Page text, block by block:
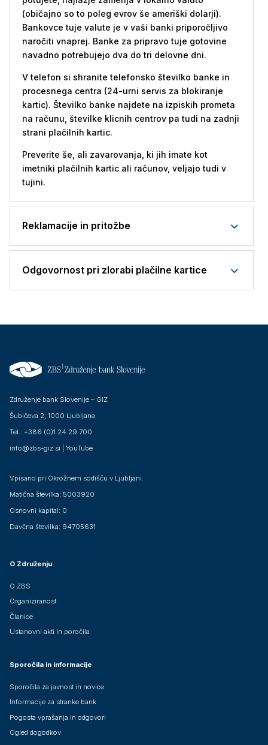
(običajno so to poleg evrov še ameriški dolarji).
Bankovce tuje valute je v vaši banki priporočljivo
naročiti vnaprej. Banke za pripravo tuje gotovine
navadno potrebujejo dva do tri delovne dni.
V telefon si shranite telefonsko številko banke in
procesnega centra (24-urni servis za blokiranje
kartic). Številko banke najdete na izpiskih prometa
na računu, številke klicnih centrov pa tudi na zadnji
strani plačilnih kartic.
Preverite še, ali zavarovanja, ki jih imate kot
imetniki plačilnih kartic ali računov, veljajo tudi v
tujini.
Reklamacije in pritožbe
Odgovornost pri zlorabi plačilne kartice
Združenje bank Slovenije – GIZ
Šubičeva 2, 1000 Ljubljana
Tel.: +386 (0)1 24 29 700
info@zbs-giz.si
YouTube
Vpisano pri Okrožnem sodišču v Ljubljani.
Matična številka: 5003920
Osnovni kapital: 0
Davčna številka: 94705631
O Združenju
O ZBS
Organiziranost
Članice
Ustanovni akti in poročila
Sporočila in informacije
Sporočila za javnost in novice
Informacije za stranke bank
Pogosta vprašanja in odgovori
Ogled dogodkov